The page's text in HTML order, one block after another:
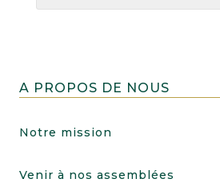
A PROPOS DE NOUS
Notre mission
Venir à nos assemblées